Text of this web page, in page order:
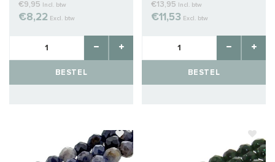
€9,95 Incl. btw
€8,22 Excl. btw
BESTEL
€13,95 Incl. btw
€11,53 Excl. btw
BESTEL